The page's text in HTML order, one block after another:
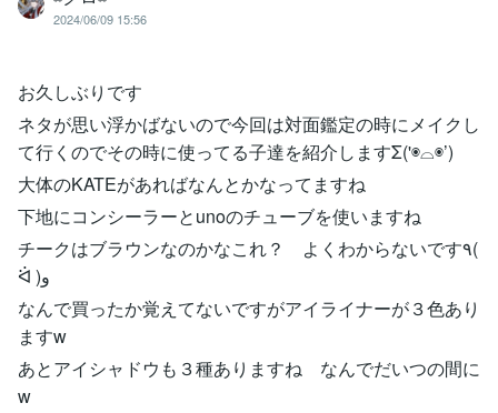
2024/06/09 15:56
お久しぶりです
ネタが思い浮かばないので今回は対面鑑定の時にメイクし
て行くのでその時に使ってる子達を紹介しますΣ('◉⌓◉’)
大体のKATEがあればなんとかなってますね
下地にコンシーラーとunoのチューブを使いますね
チークはブラウンなのかなこれ？ よくわからないです٩(
ᐛ )و
なんで買ったか覚えてないですがアイライナーが３色あり
ますw
あとアイシャドウも３種ありますね なんでだいつの間に
w